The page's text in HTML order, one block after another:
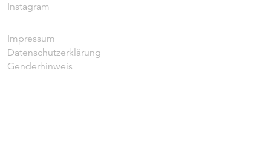
Instagram
Impressum
Datenschutzerklärung
Genderhinweis